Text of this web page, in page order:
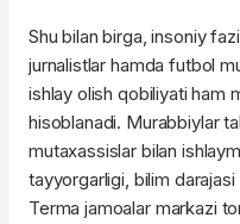
Shu bilan birga, insoniy
jurnalistlar hamda futbol
ishlay olish qobiliyati ham
hisoblanadi. Murabbiylar
mutaxassislar bilan
tayyorgarligi, bilim
Terma jamoalar markazi